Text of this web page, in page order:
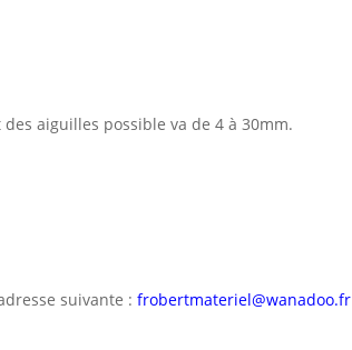
aiguilles possible va de 4 à 30mm.
suivante :frobertmateriel@wanadoo.fr